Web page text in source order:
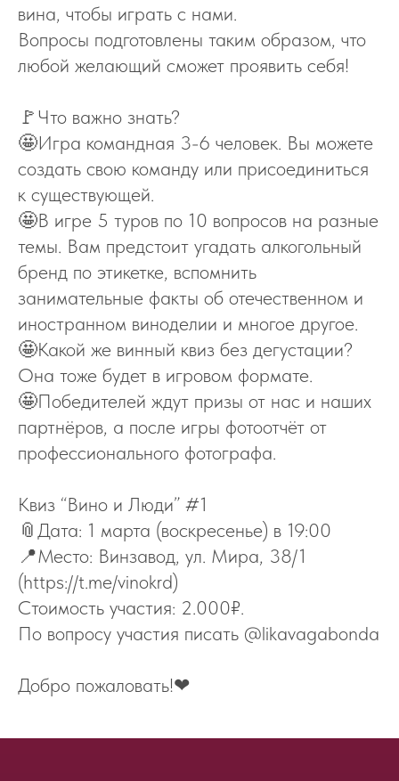
вина, чтобы играть с нами.
Вопросы подготовлены таким образом, что
любой желающий сможет проявить себя!
🚩Что важно знать?
🤩Игра командная 3-6 человек. Вы можете
создать свою команду или присоединиться
к существующей.
🤩В игре 5 туров по 10 вопросов на разные
темы. Вам предстоит угадать алкогольный
бренд по этикетке, вспомнить
занимательные факты об отечественном и
иностранном виноделии и многое другое.
🤩Какой же винный квиз без дегустации?
Она тоже будет в игровом формате.
🤩Победителей ждут призы от нас и наших
партнёров, а после игры фотоотчёт от
профессионального фотографа.
Квиз “Вино и Люди” #1
📎Дата: 1 марта (воскресенье) в 19:00
📍Место: Винзавод, ул. Мира, 38/1
(https://t.me/vinokrd)
Стоимость участия: 2.000₽.
По вопросу участия писать @likavagabonda
Добро пожаловать!❤